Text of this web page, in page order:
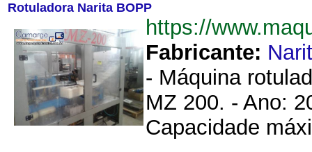
Rotuladora Narita BOPP
https://
Fabricante:
- Máquina
MZ 200. - Ano:
Capacidade